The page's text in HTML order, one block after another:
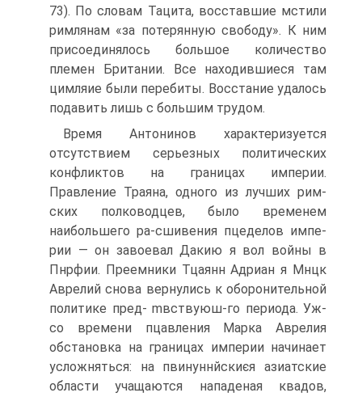
73). По словам Тацита, восставшие мстили
рим­лянам «за потерянную свободу». К ним
присоединялось большое количество
племен Британии. Все находившиеся там
цимляие были перебиты. Восста­ние удалось
подавить лишь с большим трудом.
Время Антонинов характеризуется
отсутствием серьезных политических
конфликтов на границах империи.
Правление Траяна, одного из лучших рим­
ских полководцев, было временем
наибольшего ра-сшивения пцеделов импе­
рии — он завоевал Дакию я вол войны в
Пнрфии. Преемники Тцаянн Адриан я Мнцк
Аврелий снова вернулись к оборонительной
политике пред- mвствуюш-го периода. Уж-
со времени пцавления Марка Аврелия
обстанов­ка на границах империи начинает
усложняться: на пвинуннйскиєя азиатские
области учащаются нападеная квадов,